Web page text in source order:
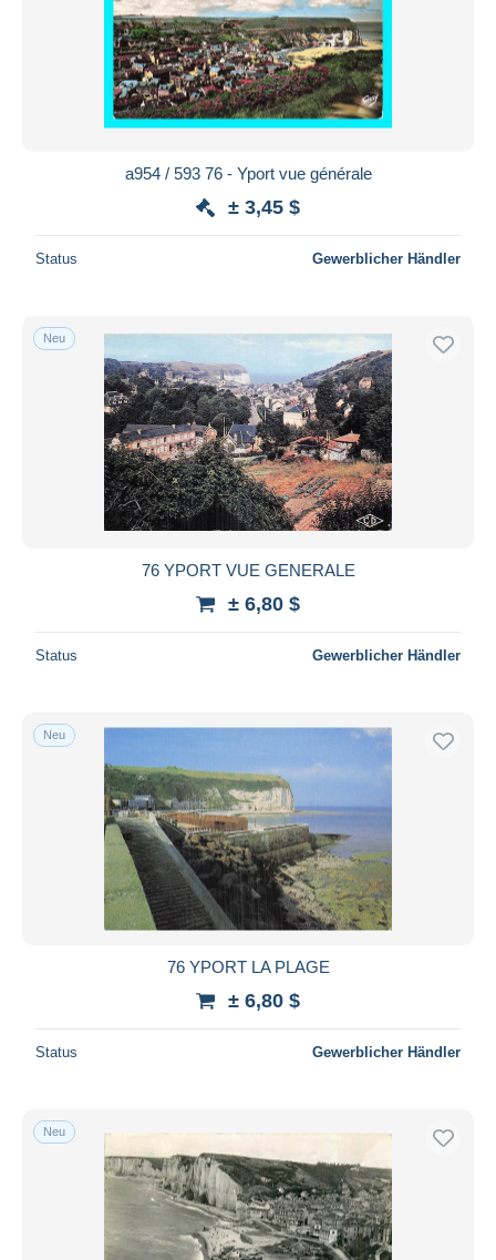
a954 / 593 76 - Yport vue générale
± 3,45 $
Status Gewerblicher Händler
Neu
76 YPORT VUE GENERALE
± 6,80 $
Status Gewerblicher Händler
Neu
76 YPORT LA PLAGE
± 6,80 $
Status Gewerblicher Händler
Neu